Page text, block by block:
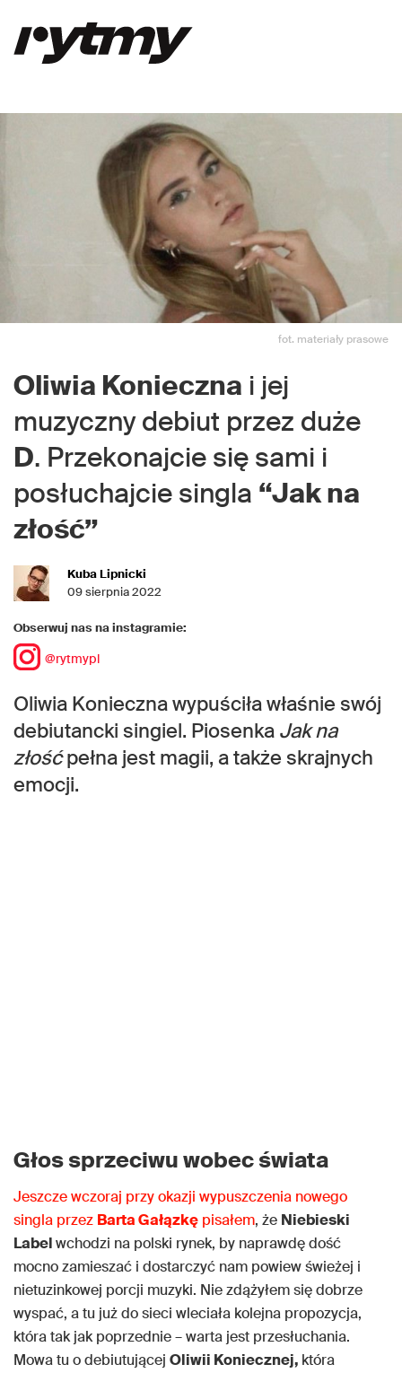
fot. materiały prasowe
Oliwia Konieczna i jej
muzyczny debiut przez duże
D. Przekonajcie się sami i
posłuchajcie singla “Jak na
złość”
Kuba Lipnicki
09 sierpnia 2022
Obserwuj nas na instagramie:
@rytmypl
Oliwia Konieczna wypuściła właśnie swój
debiutancki singiel. Piosenka Jak na
złośćpełna jest magii, a także skrajnych
emocji.
Głos sprzeciwu wobec świata
Jeszcze wczoraj przy okazji wypuszczenia nowego
singla przez Barta Gałązkę pisałem, że Niebieski
Labelwchodzi na polski rynek, by naprawdę dość
mocno zamieszać i dostarczyć nam powiew świeżej i
nietuzinkowej porcji muzyki. Nie zdążyłem się dobrze
wyspać, a tu już do sieci wleciała kolejna propozycja,
która tak jak poprzednie – warta jest przesłuchania.
Mowa tu o debiutującej Oliwii Koniecznej, która